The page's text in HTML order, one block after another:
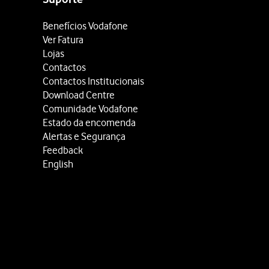
Benefícios Vodafone
Ver Fatura
Lojas
Contactos
Contactos Institucionais
Download Centre
Comunidade Vodafone
Estado da encomenda
Alertas e Segurança
Feedback
English